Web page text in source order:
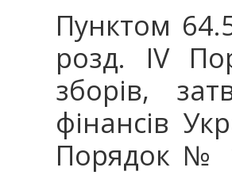
Пунктом
розд. IV
зборів,
фінансів
Порядок №